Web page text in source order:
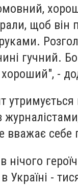
щоб він
гучний.
-
утримується
вважає себе
нічого
Україні -